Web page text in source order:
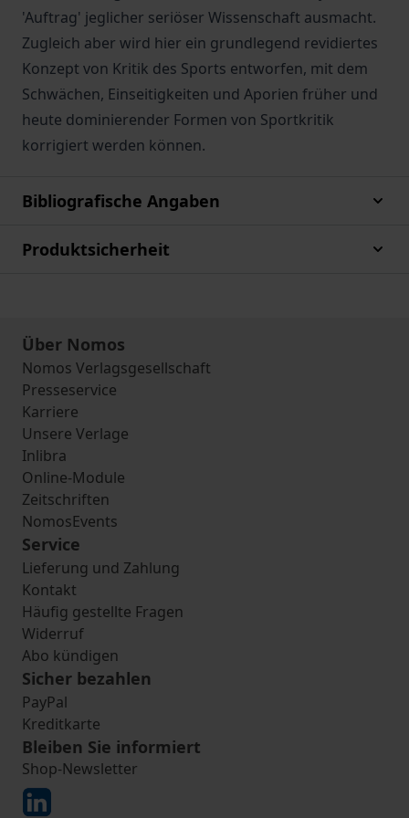
'Auftrag' jeglicher seriöser Wissenschaft ausmacht.
Zugleich aber wird hier ein grundlegend revidiertes
Konzept von Kritik des Sports entworfen, mit dem
Schwächen, Einseitigkeiten und Aporien früher und
heute dominierender Formen von Sportkritik
korrigiert werden können.
Bibliografische Angaben
Produktsicherheit
Über Nomos
Nomos Verlagsgesellschaft
Presseservice
Karriere
Unsere Verlage
Inlibra
Online-Module
Zeitschriften
NomosEvents
Service
Lieferung und Zahlung
Kontakt
Häufig gestellte Fragen
Widerruf
Abo kündigen
Sicher bezahlen
PayPal
Kreditkarte
Bleiben Sie informiert
Shop-Newsletter